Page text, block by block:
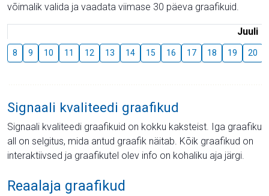
võimalik valida ja vaadata viimase 30 päeva graafikuid.
Juuli
8 9 10 11 12 13 14 15 16 17 18 19 20
Signaali kvaliteedi graafikud
Signaali kvaliteedi graafikuid on kokku kaksteist. Iga graafiku
all on selgitus, mida antud graafik näitab. Kõik graafikud on
interaktiivsed ja graafikutel olev info on kohaliku aja järgi.
Reaalaja graafikud